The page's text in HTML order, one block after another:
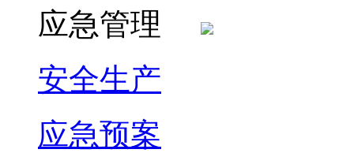
应急管理
安全生产
应急预案